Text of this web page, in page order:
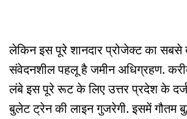
लेकिन इस पूरे शानदार प्रोजेक्ट का
संवेदनशील पहलू है जमीन अधिग्रहण.
लंबे इस पूरे रूट के लिए उत्तर प्रदेश के
बुलेट ट्रेन की लाइन गुजरेगी. इसमें गौतम